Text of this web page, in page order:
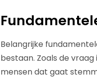
Belangrijke
bestaan. Zoals de
mensen dat gaat